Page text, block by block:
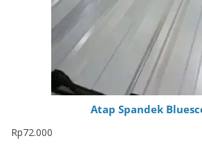
Atap Spandek
Rp72.000